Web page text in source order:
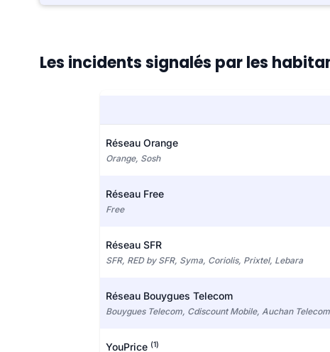
Les incidents signalés par les
Réseau Orange
Orange, Sosh
Réseau Free
Free
Réseau SFR
SFR, RED by SFR, Syma, Coriolis, Prixtel, Lebara
Réseau Bouygues Telecom
Bouygues Telecom, Cdiscount Mobile, Auchan
YouPrice (1)